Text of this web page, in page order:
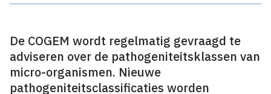
De COGEM wordt regelmatig gevraagd te
adviseren over de pathogeniteitsklassen van
micro-organismen. Nieuwe
pathogeniteitsclassificaties worden